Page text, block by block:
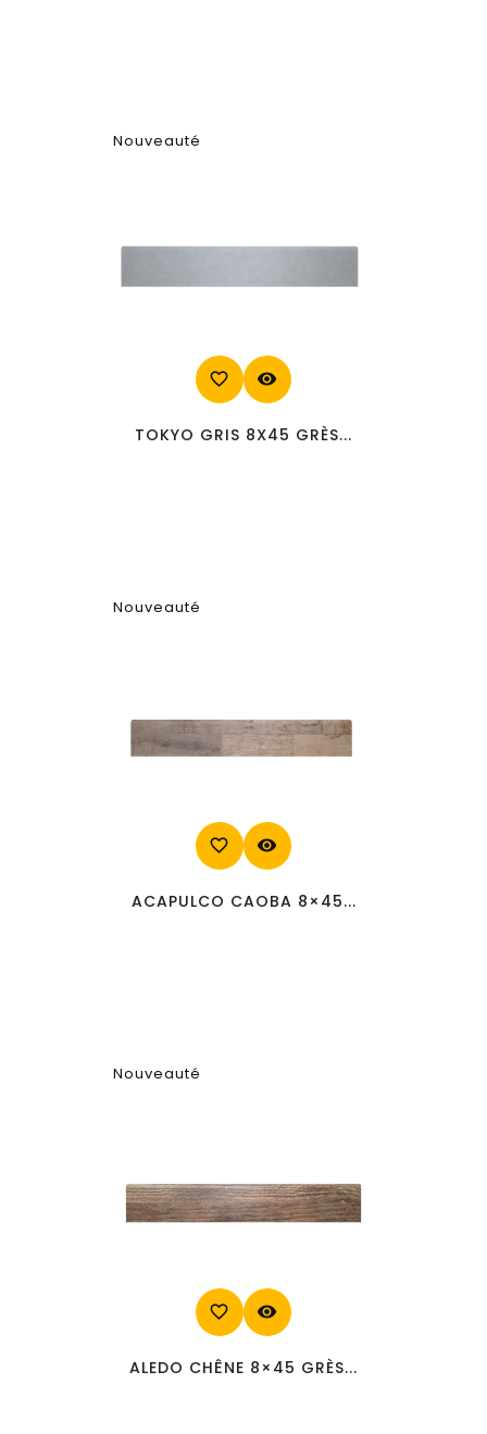
Nouveauté
favorite_border visibility
TOKYO GRIS 8X45 GRÈS...
Nouveauté
favorite_border visibility
ACAPULCO CAOBA 8×45...
Nouveauté
favorite_border visibility
ALEDO CHÊNE 8×45 GRÈS...